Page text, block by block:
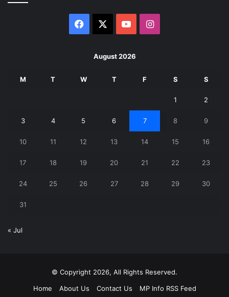
Facebook YouTubeInstagram
August 2026
M T W T F S S
1 2
3 4 5 6 7 8 9
10 11 12 13 14 15 16
17 18 19 20 21 22 23
24 25 26 27 28 29 30
31
« Jul
© Copyright 2026, All Rights Reserved.
Home
About Us Contact Us MP Info RSS Feed